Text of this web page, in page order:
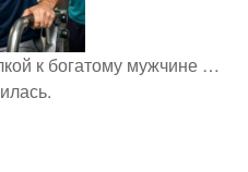
к богатому мужчине …